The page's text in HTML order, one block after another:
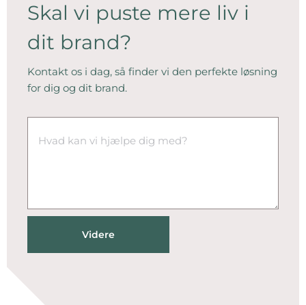
Skal vi puste mere liv i
dit brand?
Kontakt os i dag, så finder vi den perfekte løsning
for dig og dit brand.
Videre